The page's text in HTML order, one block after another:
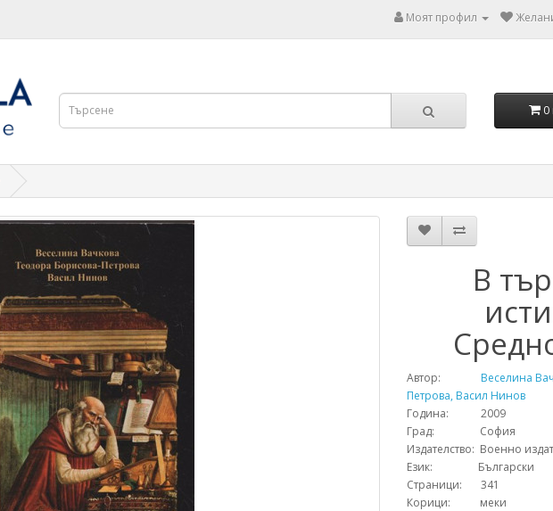
Моят профил
0
В
Автор:
Веселина
Петрова, Васил Нинов
Година: 2009
Град: София
Издателство: Военно
Език: Български
Страници: 341
Корици: меки